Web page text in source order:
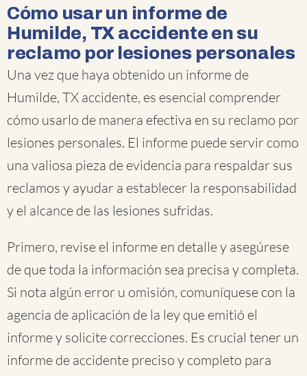
Cómo usar un informe de
Humilde, TX accidente en su
reclamo por lesiones personales
Una vez que haya obtenido un informe de
Humilde, TX accidente, es esencial comprender
cómo usarlo de manera efectiva en su reclamo por
lesiones personales. El informe puede servir como
una valiosa pieza de evidencia para respaldar sus
reclamos y ayudar a establecer la responsabilidad
y el alcance de las lesiones sufridas.
Primero, revise el informe en detalle y asegúrese
de que toda la información sea precisa y completa.
Si nota algún error u omisión, comuníquese con la
agencia de aplicación de la ley que emitió el
informe y solicite correcciones. Es crucial tener un
informe de accidente preciso y completo para